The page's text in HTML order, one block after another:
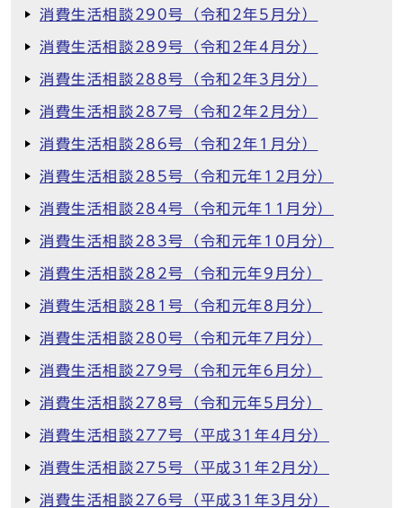
消費生活相談290号（令和2年5月分）
消費生活相談289号（令和2年4月分）
消費生活相談288号（令和2年3月分）
消費生活相談287号（令和2年2月分）
消費生活相談286号（令和2年1月分）
消費生活相談285号（令和元年12月分）
消費生活相談284号（令和元年11月分）
消費生活相談283号（令和元年10月分）
消費生活相談282号（令和元年9月分）
消費生活相談281号（令和元年8月分）
消費生活相談280号（令和元年7月分）
消費生活相談279号（令和元年6月分）
消費生活相談278号（令和元年5月分）
消費生活相談277号（平成31年4月分）
消費生活相談275号（平成31年2月分）
消費生活相談276号（平成31年3月分）